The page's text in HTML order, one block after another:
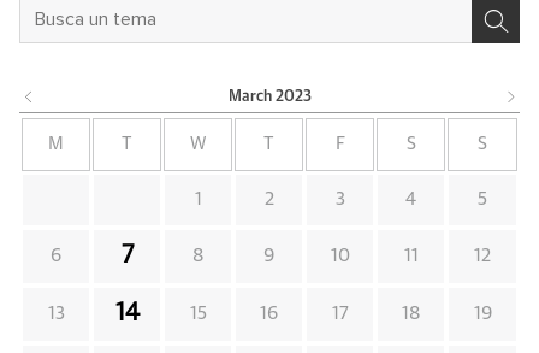
March 2023
M W F S S
1 2 3 4 5
6 7 8 9 10 11 12
13 14 15 16 17 18 19